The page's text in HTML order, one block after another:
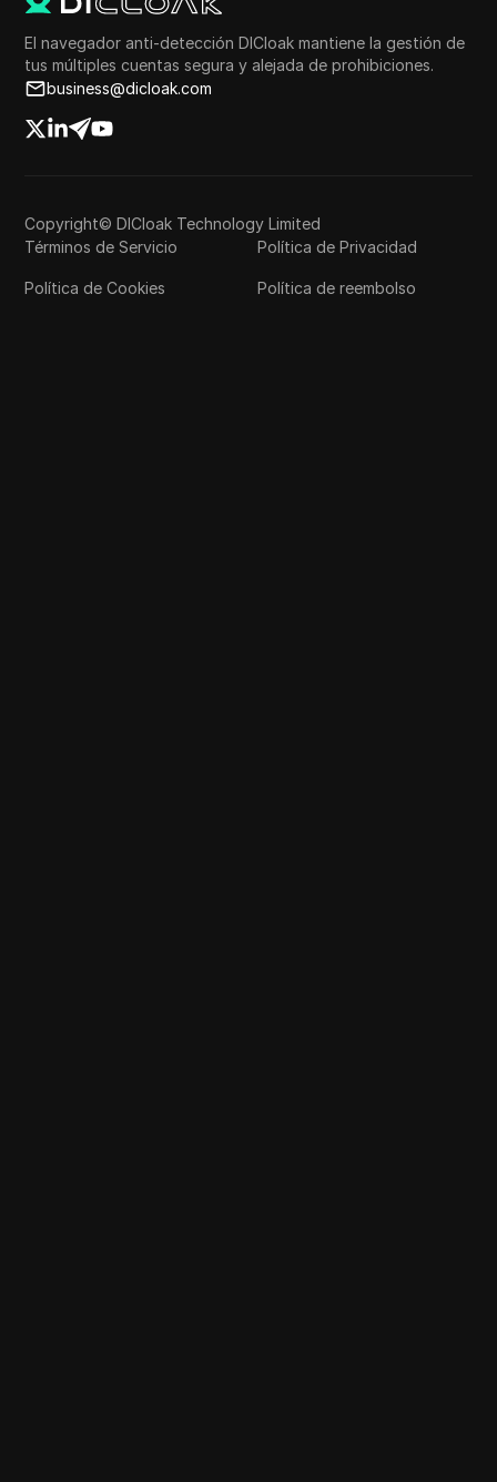
El navegador anti-detección DICloak mantiene la gestión de
tus múltiples cuentas segura y alejada de prohibiciones.
business@dicloak.com
Copyright© DICloak Technology Limited
Términos de Servicio
Política de Privacidad
Política de Cookies Política de reembolso